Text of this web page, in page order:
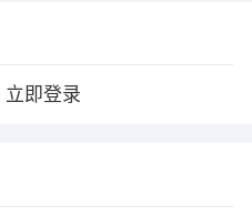
立即登录